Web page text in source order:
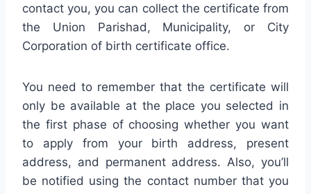
contact you, you can collect the certificate from
the Union Parishad, Municipality, or City
Corporation of birth certificate office.
You need to remember that the certificate will
only be available at the place you selected in
the first phase of choosing whether you want
to apply from your birth address, present
address, and permanent address. Also, you’ll
be notified using the contact number that you